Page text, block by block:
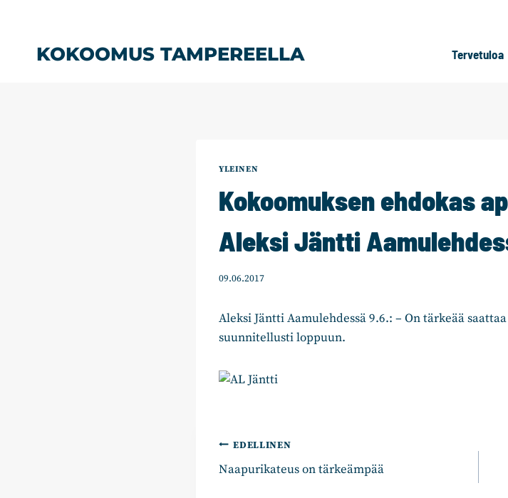
KOKOOMUS TAMPEREELLA Tervetuloa
YLEINEN
Kokoomuksen ehdokas
Aleksi Jäntti
09.06.2017
Aleksi Jäntti Aamulehdessä 9.6.: – On tärkeää
suunnitellusti loppuun.
Artikkelien
selaus
EDELLINEN
Naapurikateus on tärkeämpää